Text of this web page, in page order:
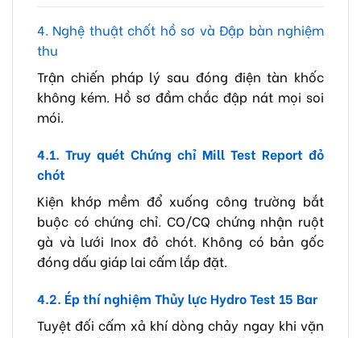
4. Nghệ thuật chốt hồ sơ và Đập bàn nghiệm
thu
Trận chiến pháp lý sau đóng điện tàn khốc
không kém. Hồ sơ đầm chắc đập nát mọi soi
mói.
4.1. Truy quét Chứng chỉ Mill Test Report đỏ
chót
Kiện khớp mềm đổ xuống công trường bắt
buộc có chứng chỉ. CO/CQ chứng nhận ruột
gà và lưới Inox đỏ chót. Không có bản gốc
đóng dấu giáp lai cấm lắp đặt.
4.2. Ép thí nghiệm Thủy lực Hydro Test 15 Bar
Tuyệt đối cấm xả khí dòng chảy ngay khi vặn